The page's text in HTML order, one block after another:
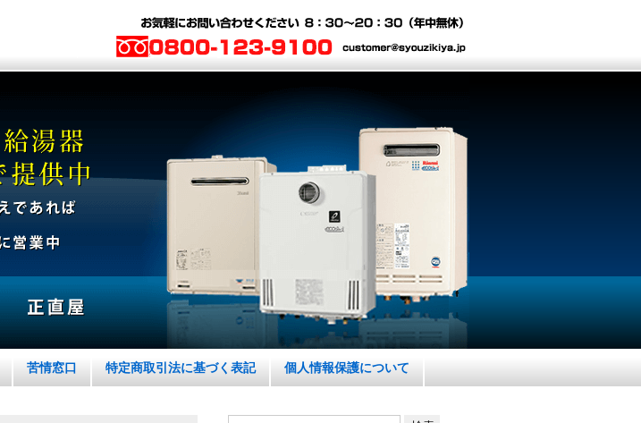
苦情窓口 特定商取引法に基づく表記 個人情報保護について